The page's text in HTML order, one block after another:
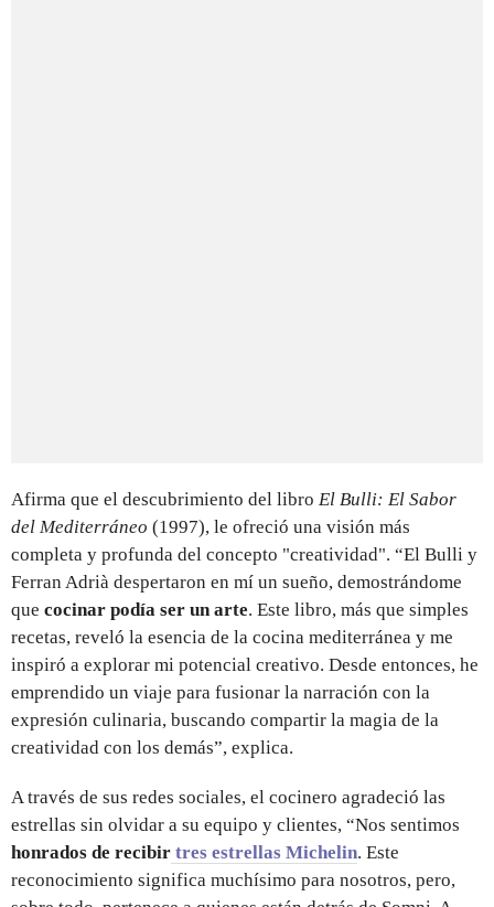
Afirma que el descubrimiento del libro El Bulli: El Sabor
del Mediterráneo (1997), le ofreció una visión más
completa y profunda del concepto "creatividad". “El Bulli y
Ferran Adrià despertaron en mí un sueño, demostrándome
que cocinar podía ser un arte. Este libro, más que simples
recetas, reveló la esencia de la cocina mediterránea y me
inspiró a explorar mi potencial creativo. Desde entonces, he
emprendido un viaje para fusionar la narración con la
expresión culinaria, buscando compartir la magia de la
creatividad con los demás”, explica.
A través de sus redes sociales, el cocinero agradeció las
estrellas sin olvidar a su equipo y clientes, “Nos sentimos
honrados de recibir tres estrellas Michelin. Este
reconocimiento significa muchísimo para nosotros, pero,